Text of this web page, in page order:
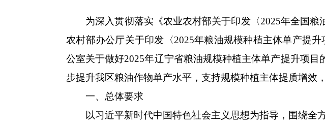
为深入贯彻落实《农业农村部关于印发〈2025年全国粮
农村部办公厅关于印发〈2025年粮油规模种植主体单产提
公室关于做好2025年辽宁省粮油规模种植主体单产提升项
步提升我区粮油作物单产水平，支持规模种植主体提质增效
一、总体要求
以习近平新时代中国特色社会主义思想为指导，围绕全